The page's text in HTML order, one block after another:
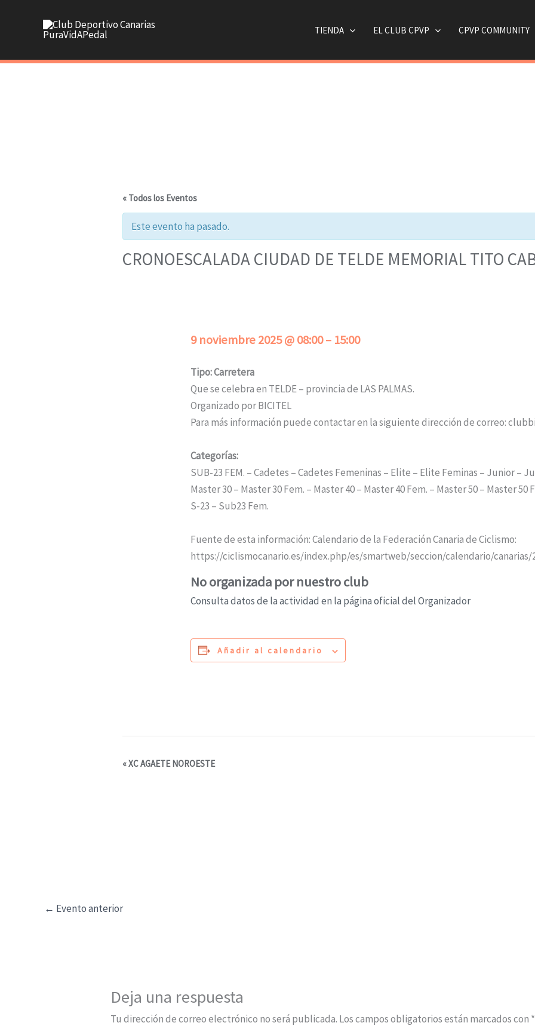
TIENDA EL CLUB CPVP CPVP COMMUNITY
« Todos los Eventos
Este evento ha pasado.
CRONOESCALADA CIUDAD DE TELDE MEMORIAL TITO
9 noviembre 2025@08:00– 15:00
Tipo: Carretera
Que se celebra en TELDE – provincia de LAS PALMAS.
Organizado por BICITEL
Para más información puede contactar en la siguiente dirección de correo:
Categorías:
SUB-23 FEM. – Cadetes – Cadetes Femeninas – Elite – Elite Feminas – Junior –
Master 30 – Master 30 Fem. – Master 40 – Master 40 Fem. – Master 50 – Master 50
S-23 – Sub23 Fem.
Fuente de esta información: Calendario de la Federación Canaria de Ciclismo:
https://ciclismocanario.es/index.php/es/smartweb/seccion/calendario/canarias/
No organizada por nuestro club
Consulta datos de la actividad en la página oficial del Organizador
Añadir al calendario
N
v
e
«XC AGAETE NOROESTE
← Evento anterior
Deja una respuesta
Tu dirección de correo electrónico no será publicada. Los campos obligatorios están marcados con *